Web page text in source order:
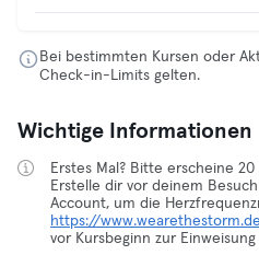
Bei bestimmten Kursen oder
Check-in-Limits gelten.
Wichtige Informationen
Erstes Mal? Bitte erscheine
Erstelle dir vor deinem
Account, um die
https://
vor Kursbeginn zur